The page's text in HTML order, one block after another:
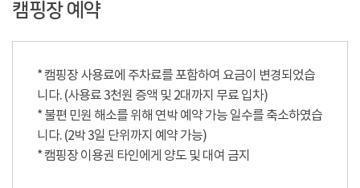
캠핑장 예약
* 캠핑장 사용료에 주차료를 포함하여 요금이 변경되었습
니다. (사용료 3천원 증액 및 2대까지 무료 입차)
* 불편 민원 해소를 위해 연박 예약 가능 일수를 축소하였습
니다. (2박 3일 단위까지 예약 가능)
* 캠핑장 이용권 타인에게 양도 및 대여 금지